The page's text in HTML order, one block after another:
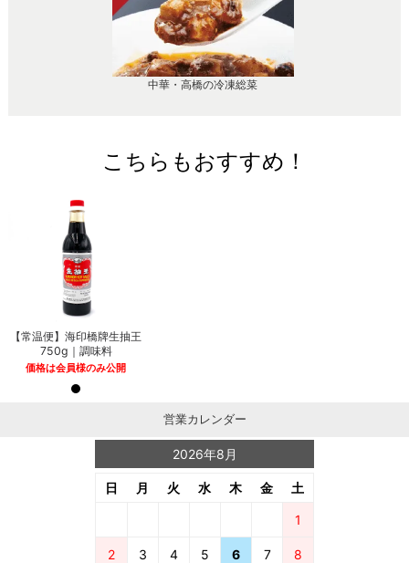
中華・高橋の冷凍総菜
こちらもおすすめ！
【常温便】海印橋牌生抽王
750g｜調味料
価格は会員様のみ公開
営業カレンダー
2026年8月
日 月 火 水 木 金 土
1
2 3 4 5 6 7 8